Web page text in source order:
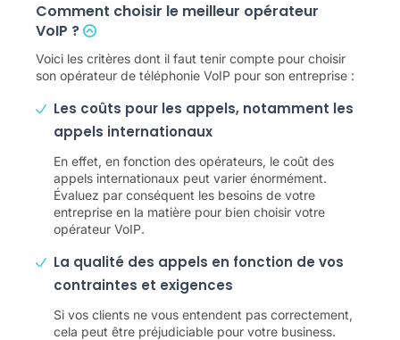
Comment choisir le meilleur opérateur
VoIP ?
Voici les critères dont il faut tenir compte pour choisir
son opérateur de téléphonie VoIP pour son entreprise :
Les coûts pour les appels, notamment les
appels internationaux
En effet, en fonction des opérateurs, le coût des
appels internationaux peut varier énormément.
Évaluez par conséquent les besoins de votre
entreprise en la matière pour bien choisir votre
opérateur VoIP.
La qualité des appels en fonction de vos
contraintes et exigences
Si vos clients ne vous entendent pas correctement,
cela peut être préjudiciable pour votre business.